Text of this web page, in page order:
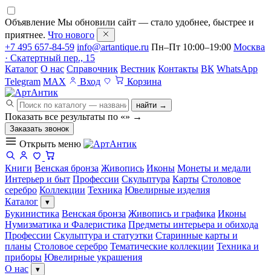
Объявление Мы обновили сайт — стало удобнее, быстрее и
приятнее. Что нового
+7 495 657-84-59 info@artantique.ru Пн–Пт 10:00–19:00 Москва
· Скатертный пер., 15
Каталог О нас Справочник Вестник Контакты ВК WhatsApp
Telegram MAX Вход Корзина
найти →
Показать все результаты по «» →
Заказать звонок
Открыть меню
Книги Венская бронза Живопись Иконы Монеты и медали
Интерьер и быт Профессии Скульптура Карты Столовое
серебро Коллекции Техника Ювелирные изделия
Каталог
▾
Букинистика Венская бронза Живопись и графика Иконы
Нумизматика и Фалеристика Предметы интерьера и обихода
Профессии Скульптура и статуэтки Старинные карты и
планы Столовое серебро Тематические коллекции Техника и
приборы Ювелирные украшения
О нас
▾